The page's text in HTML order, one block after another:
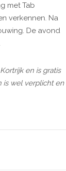
met Tab
verkennen. Na
De avond
en is gratis
is wel verplicht en